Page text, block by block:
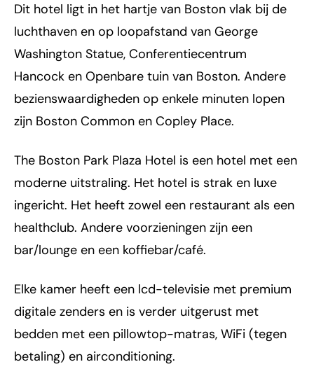
Dit hotel ligt in het hartje van Boston vlak bij de
luchthaven en op loopafstand van George
Washington Statue, Conferentiecentrum
Hancock en Openbare tuin van Boston. Andere
bezienswaardigheden op enkele minuten lopen
zijn Boston Common en Copley Place.
The Boston Park Plaza Hotel is een hotel met een
moderne uitstraling. Het hotel is strak en luxe
ingericht. Het heeft zowel een restaurant als een
healthclub. Andere voorzieningen zijn een
bar/lounge en een koffiebar/café.
Elke kamer heeft een lcd-televisie met premium
digitale zenders en is verder uitgerust met
bedden met een pillowtop-matras, WiFi (tegen
betaling) en airconditioning.